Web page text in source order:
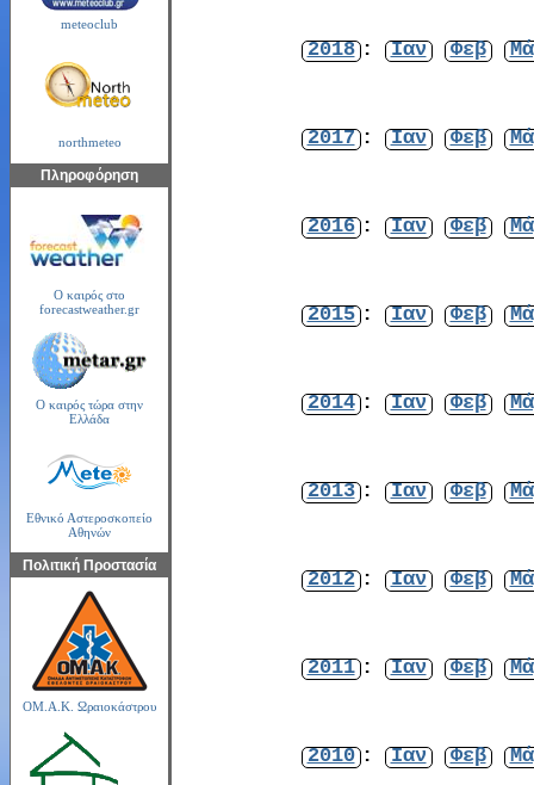
meteoclub
northmeteo
Πληροφόρηση
Ο καιρός στο
forecastweather.gr
Ο καιρός τώρα στην
Ελλάδα
Εθνικό Αστεροσκοπείο
Αθηνών
Πολιτική Προστασία
ΟΜ.Α.Κ. Ωραιοκάστρου
2018 : Ιαν Φεβ
2017 : Ιαν Φεβ
2016 : Ιαν Φεβ
2015 : Ιαν Φεβ
2014 : Ιαν Φεβ
2013 : Ιαν Φεβ
2012 : Ιαν Φεβ
2011 : Ιαν Φεβ
2010 : Ιαν Φεβ